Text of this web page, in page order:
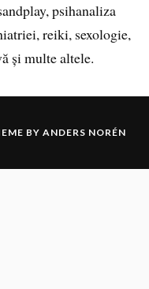
psihanaliza
reiki, sexologie,
și multe altele.
BY ANDERS NORÉN